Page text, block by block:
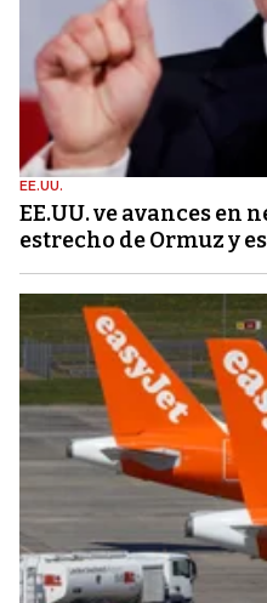
EE.UU.
EE.UU. ve avances en
estrecho de Ormuz y